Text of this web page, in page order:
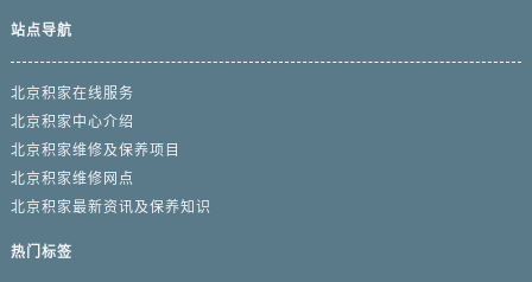
站点导航
北京积家在线服务
北京积家中心介绍
北京积家维修及保养项目
北京积家维修网点
北京积家最新资讯及保养知识
热门标签